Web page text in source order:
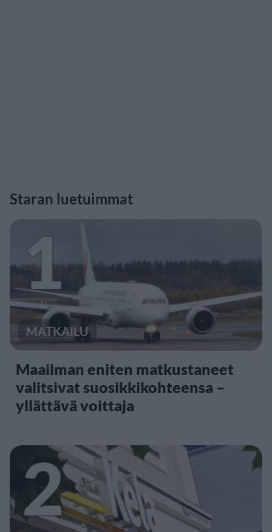
Staran luetuimmat
1
MATKAILU
Maailman eniten matkustaneet
valitsivat suosikkikohteensa –
yllättävä voittaja
2